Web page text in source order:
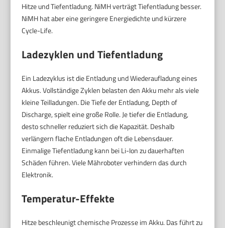
Hitze und Tiefentladung. NiMH verträgt Tiefentladung besser.
NiMH hat aber eine geringere Energiedichte und kürzere
Cycle-Life.
Ladezyklen und Tiefentladung
Ein Ladezyklus ist die Entladung und Wiederaufladung eines
Akkus. Vollständige Zyklen belasten den Akku mehr als viele
kleine Teilladungen. Die Tiefe der Entladung, Depth of
Discharge, spielt eine große Rolle. Je tiefer die Entladung,
desto schneller reduziert sich die Kapazität. Deshalb
verlängern flache Entladungen oft die Lebensdauer.
Einmalige Tiefentladung kann bei Li-Ion zu dauerhaften
Schäden führen. Viele Mähroboter verhindern das durch
Elektronik.
Temperatur-Effekte
Hitze beschleunigt chemische Prozesse im Akku. Das führt zu